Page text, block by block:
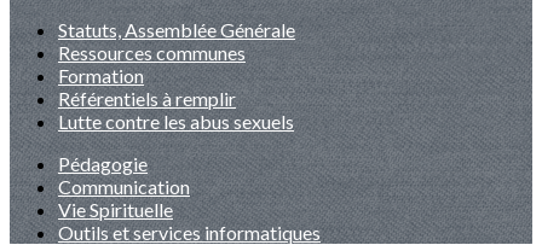
Statuts, Assemblée Générale
Ressources communes
Formation
Référentiels à remplir
Lutte contre les abus sexuels
Pédagogie
Communication
Vie Spirituelle
Outils et services informatiques